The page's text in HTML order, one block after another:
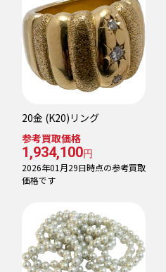
20金 (K20)リング
参考買取価格
1,934,100円
2026年01月29日時点の参考買取
価格です